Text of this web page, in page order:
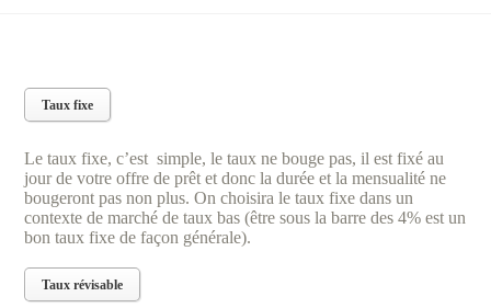
Taux fixe
Le taux fixe, c’est simple, le taux ne bouge pas, il est fixé au
jour de votre offre de prêt et donc la durée et la mensualité ne
bougeront pas non plus. On choisira le taux fixe dans un
contexte de marché de taux bas (être sous la barre des 4% est un
bon taux fixe de façon générale).
Taux révisable